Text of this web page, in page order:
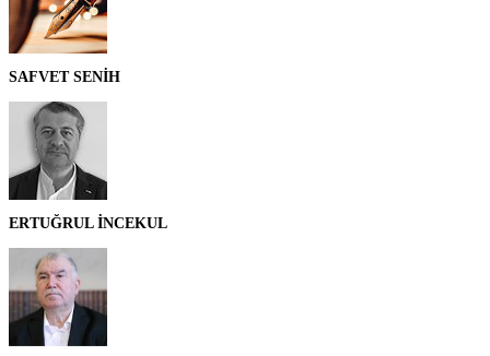
SAFVET SENİH
ERTUĞRUL İNCEKUL